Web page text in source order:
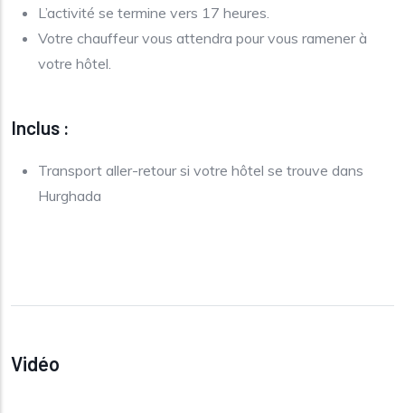
L’activité se termine vers 17 heures.
Votre chauffeur vous attendra pour vous ramener à
votre hôtel.
Inclus :
Transport aller-retour si votre hôtel se trouve dans
Hurghada
Vidéo